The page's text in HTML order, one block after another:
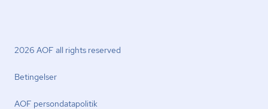
2026 AOF all rights reserved
Betingelser
AOF per­son­da­ta­po­li­tik